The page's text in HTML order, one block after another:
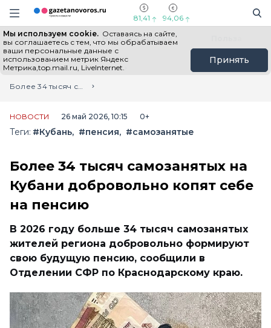
Информационный портал "ГазетаНоворос.ру"
Навигация сайта
81,41 94,06
Мы используем cookie. Оставаясь на сайте,
вы соглашаетесь с тем, что мы обрабатываем
ваши персональные данные с
использованием метрик Яндекс
Метрика,top.mail.ru, LiveInternet.
Принять
Все новости Новости России
Главная
Лента новостей
Более 34 тысяч самозанятых на Кубани добровольно копят себе на пенсию
НОВОСТИ 26 май 2026, 10:15 0+
Теги: #Кубань #пенсия #самозанятые
Более 34 тысяч самозанятых на
Кубани добровольно копят себе
на пенсию
В 2026 году больше 34 тысяч самозанятых
жителей региона добровольно формируют
свою будущую пенсию, сообщили в
Отделении СФР по Краснодарскому краю.